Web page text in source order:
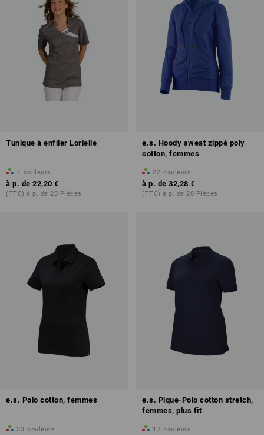
Tunique à enfiler Lorielle
7 couleurs
à p. de 22,20 €
(TTC) à p. de 20 Pièces
e.s. Hoody sweat zippé poly
cotton, femmes
22 couleurs
à p. de 32,28 €
(TTC) à p. de 20 Pièces
e.s. Polo cotton, femmes
33 couleurs
e.s. Pique-Polo cotton stretch,
femmes, plus fit
17 couleurs